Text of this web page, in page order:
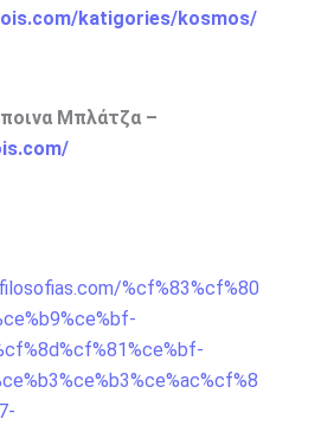
katigories/kosmos/
Μπλάτζα –
%cf%83%cf%80